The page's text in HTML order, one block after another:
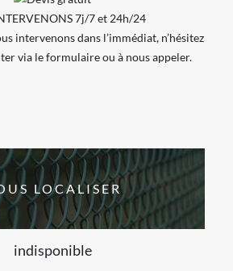
7j/7 et 24h/24
intervenons dans l’immédiat, n’hésitez
via le formulaire ou à nous appeler.
LOCALISER
indisponible